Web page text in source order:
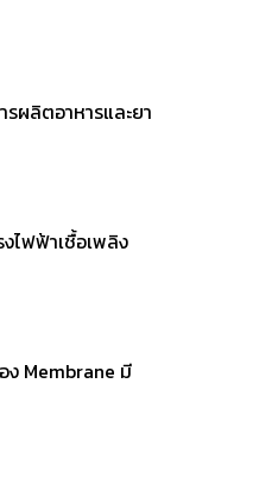
ผลิตอาหารและยา
ไฟฟ้าเชื้อเพลิง
ง Membrane มี